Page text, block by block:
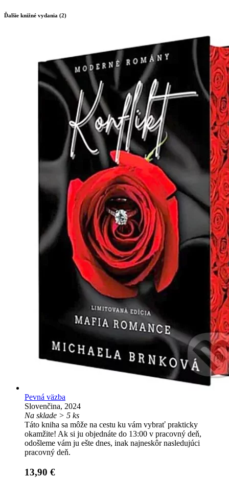
Ďalšie knižné vydania (2)
Pevná väzba
Slovenčina, 2024
Na sklade > 5 ks
Táto kniha sa môže na cestu ku vám vybrať prakticky
okamžite! Ak si ju objednáte do 13:00 v pracovný deň,
odošleme vám ju ešte dnes, inak najneskôr nasledujúci
pracovný deň.
13,90 €